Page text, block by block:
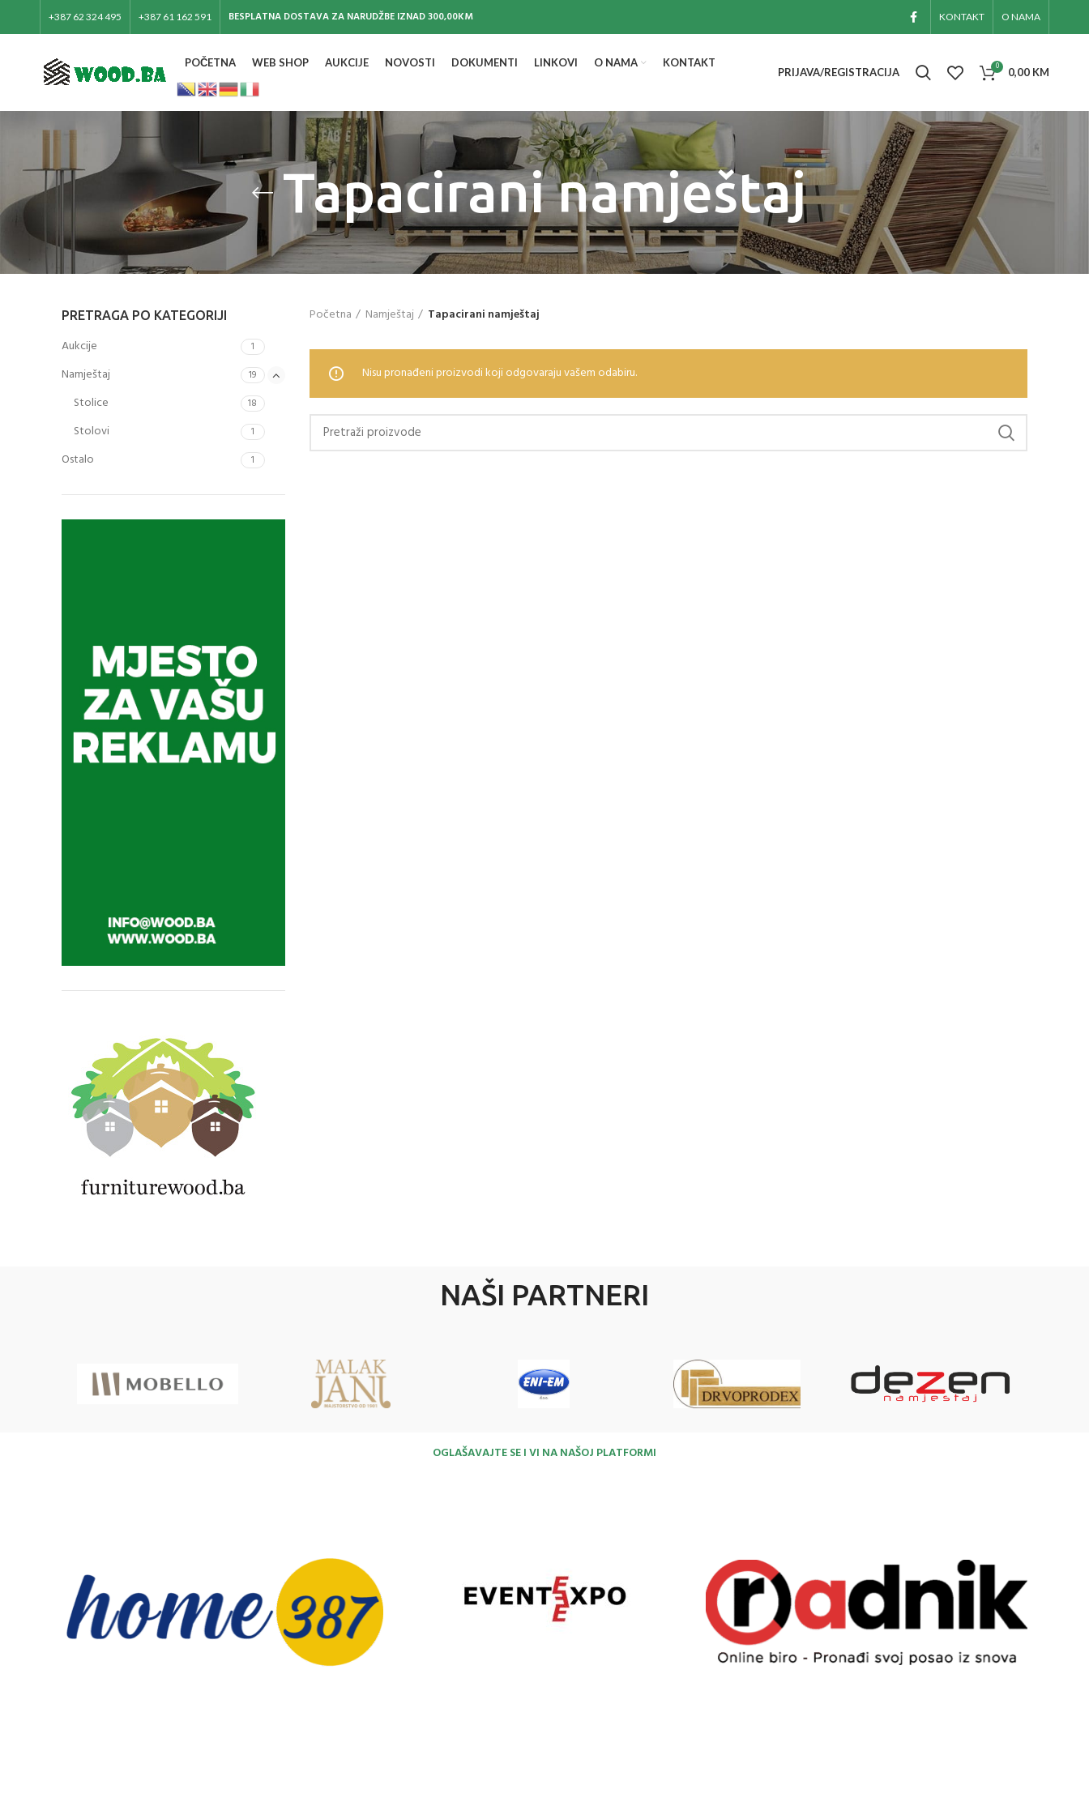
+387 62 324 495 +387 61 162 591 BESPLATNA DOSTAVA ZA NARUDŽBE IZNAD 300,00KM KONTAKT O NAMA
POČETNA WEB SHOP AUKCIJE NOVOSTI DOKUMENTI LINKOVI O NAMA KONTAKT
PRIJAVA/REGISTRACIJA 0 0,00 KM
Tapacirani namještaj
PRETRAGA PO KATEGORIJI
Aukcije 1
Namještaj 19
Stolice 18
Stolovi 1
Ostalo 1
Početna Namještaj Tapacirani namještaj
Nisu pronađeni proizvodi koji odgovaraju vašem odabiru.
NAŠI PARTNERI
OGLAŠAVAJTE SE I VI NA NAŠOJ PLATFORMI